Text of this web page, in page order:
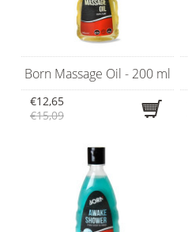
Born Massage Oil - 200 ml
€12,65
€15,09